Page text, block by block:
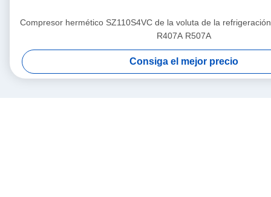
Compresor hermético SZ110S4VC de la voluta de la
R407A R507A
Consiga el mejor precio